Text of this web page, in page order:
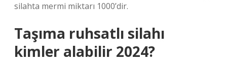
silahta mermi miktarı 1000’dir.
Taşıma ruhsatlı silahı
kimler alabilir 2024?